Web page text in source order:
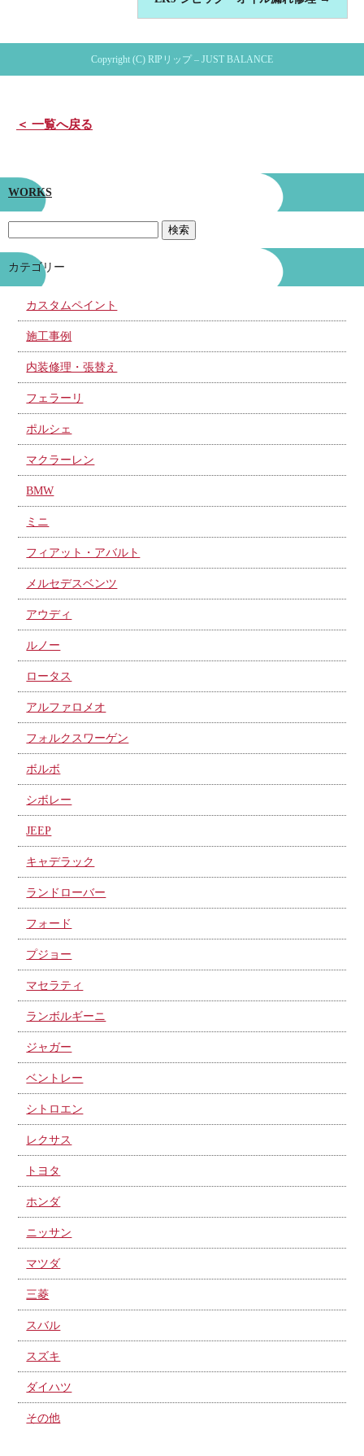
Copyright (C) RIPリップ – JUST BALANCE
＜ 一覧へ戻る
WORKS
カテゴリー
カスタムペイント
施工事例
内装修理・張替え
フェラーリ
ポルシェ
マクラーレン
BMW
ミニ
フィアット・アバルト
メルセデスベンツ
アウディ
ルノー
ロータス
アルファロメオ
フォルクスワーゲン
ボルボ
シボレー
JEEP
キャデラック
ランドローバー
フォード
プジョー
マセラティ
ランボルギーニ
ジャガー
ベントレー
シトロエン
レクサス
トヨタ
ホンダ
ニッサン
マツダ
三菱
スバル
スズキ
ダイハツ
その他